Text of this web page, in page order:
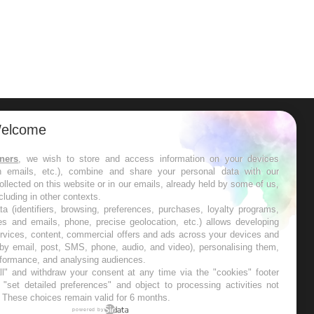
les semaines les meilleures
, we wish to store and access information on your devices
emails, etc.), combine and share your personal data with our
on this website or in our emails, already held by some of us,
in other contexts.
(identifiers, browsing, preferences, purchases, loyalty programs,
and emails, phone, precise geolocation, etc.) allows developing
content, commercial offers and ads across your devices and
email, post, SMS, phone, audio, and video), personalising them,
and analysing audiences.
and withdraw your consent at any time via the "cookies" footer
detailed preferences" and object to processing activities not
choices remain valid for 6 months.
powered by